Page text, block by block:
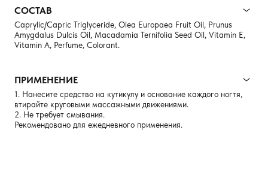
СОСТАВ
Caprylic/Capric Triglyceride, Olea Europaea Fruit Oil, Prunus
Amygdalus Dulcis Oil, Macadamia Ternifolia Seed Oil, Vitamin E,
Vitamin А, Perfume, Colorant.
ПРИМЕНЕНИЕ
1. Нанесите средство на кутикулу и основание каждого ногтя,
втирайте круговыми массажными движениями.
2. Не требует смывания.
Рекомендовано для ежедневного применения.